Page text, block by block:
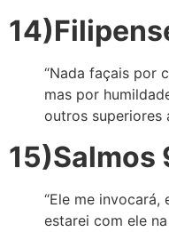
“Nada façais por
mas por
outros superiores
15)Salmos
“Ele me invocará,
estarei com ele